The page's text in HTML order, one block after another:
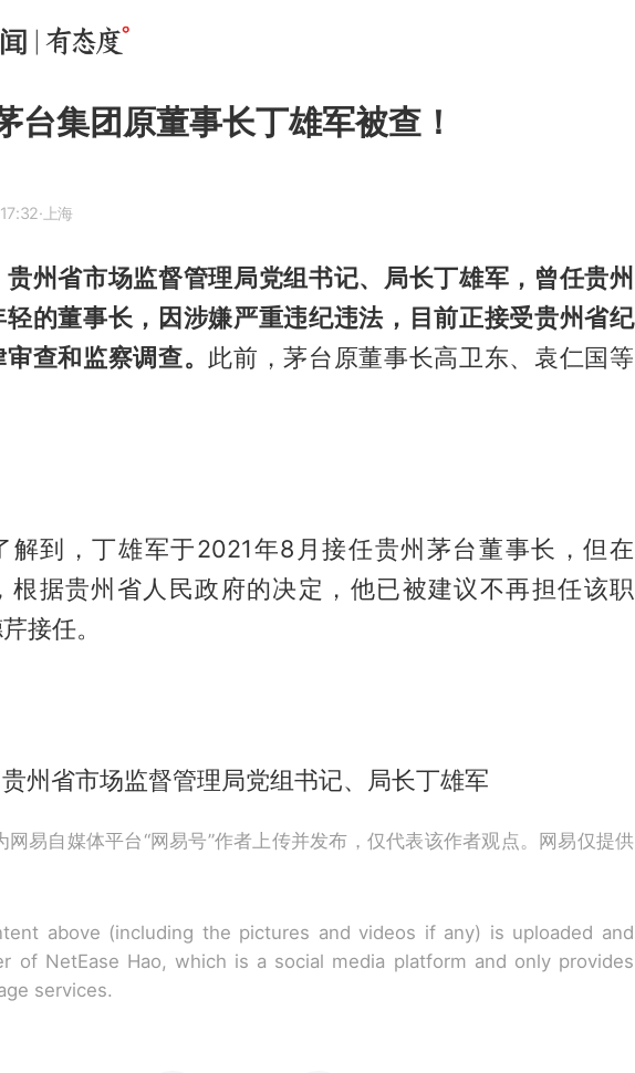
台集团原董事长丁雄军被查！
·上海
贵州省市场监督管理局党组书记、局长丁雄军，曾任贵州
的董事长，因涉嫌严重违纪违法，目前正接受贵州省纪
查和监察调查。 此前，茅台原董事长高卫东、袁仁国等
解到，丁雄军于2021年8月接任贵州茅台董事长，但在
根据贵州省人民政府的决定，他已被建议不再担任该职
接任。
贵州省市场监督管理局党组书记、局长丁雄军
网易自媒体平台“网易号”作者上传并发布，仅代表该作者观点。网易仅提供
above (including the pictures and videos if any) is uploaded and
of NetEase Hao, which is a social media platform and only provides
services.